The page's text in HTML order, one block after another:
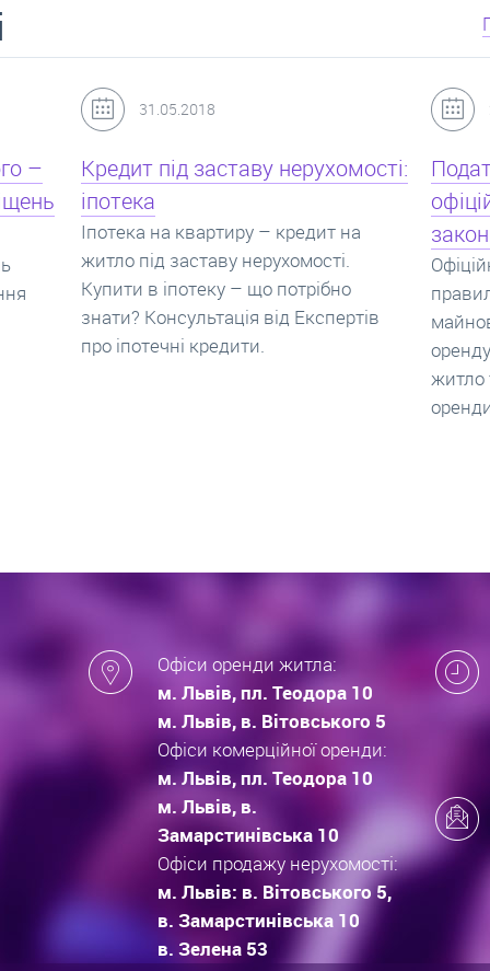
24.07.2017
Податок з оренди квартири,
офіційний договір оренди та
законна здача житла
Офіційно здати квартиру в найм. Як
правильно укладати договір
майнового найму, який податок за
оренду квартири. Законно здати
ціни
Офіси оренди житла:
м. Львів, пл. Теодора 10
м. Львів, в. Вітовського 5
Офіси комерційної оренди:
м. Львів, пл. Теодора 10
м. Львів, в.
Замарстинівська 10
Офіси продажу нерухомості:
м. Львів: в. Вітовського 5,
в. Замарстинівська 10
в. Зелена 53